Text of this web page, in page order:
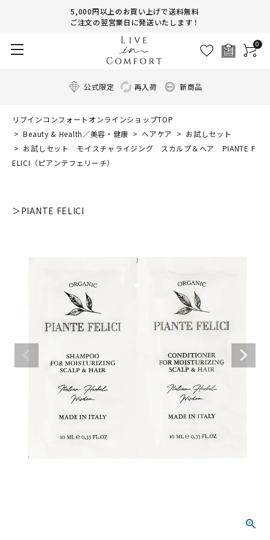
5,000円以上のお買い上げで送料無料
ご注文の翌営業日に発送いたします！
0
公式限定 再入荷 新商品
リブインコンフォートオンラインショップTOP
Beauty & Health／美容・健康
ヘアケア
お試しセット
お試しセット モイスチャライジング スカルプ＆ヘア PIANTE F
ELICI（ピアンテフェリーチ）
＞PIANTE FELICI